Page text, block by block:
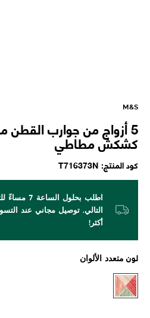
M&S
5 أزواج من جوارب القطن
كشكش مطاطي
كود المنتج T716373N
اطلب بحلول
أكثر!
لون متعدد الألوان